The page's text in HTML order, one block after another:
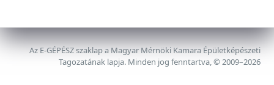
Az E-GÉPÉSZ szaklap a Magyar Mérnöki Kamara Épületképészeti
Tagozatának lapja. Minden jog fenntartva, © 2009–2026